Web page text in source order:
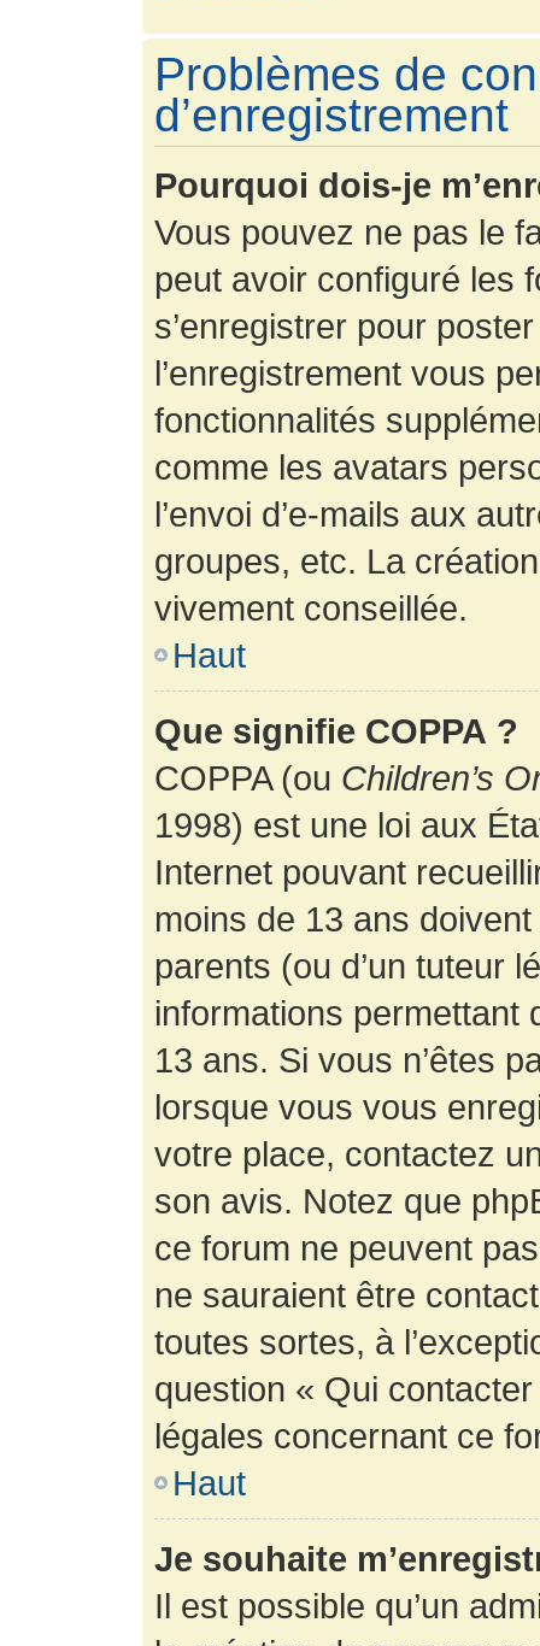
Problèmes de
d’enregistrement
Pourquoi dois-je
Vous pouvez ne pas le
peut avoir configuré les
s’enregistrer pour
l’enregistrement vous
fonctionnalités
comme les avatars
l’envoi d’e-mails aux
groupes, etc. La
vivement conseillée.
Haut
Que signifie COPPA ?
COPPA (ou Children’s
1998) est une loi aux
Internet pouvant
moins de 13 ans
parents (ou d’un tuteur
informations permettant
13 ans. Si vous n’êtes
lorsque vous vous
votre place, contactez
son avis. Notez que
ce forum ne peuvent
ne sauraient être
toutes sortes, à
question « Qui
légales concernant ce
Haut
Je souhaite
Il est possible qu’un